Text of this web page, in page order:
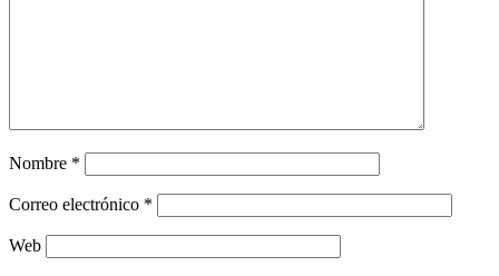
Nombre *
Correo electrónico *
Web